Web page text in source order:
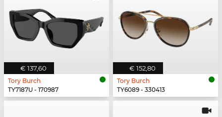
€ 137,60
Tory Burch
TY7187U - 170987
€ 152,80
Tory Burch
TY6089 - 330413